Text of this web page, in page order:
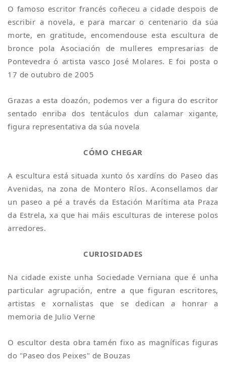
O famoso escritor francés coñeceu a cidade despois de
escribir a novela, e para marcar o centenario da súa
morte, en gratitude, encomendouse esta escultura de
bronce pola Asociación de mulleres empresarias de
Pontevedra ó artista vasco José Molares. E foi posta o
17 de outubro de 2005
Grazas a esta doazón, podemos ver a figura do escritor
sentado enriba dos tentáculos dun calamar xigante,
figura representativa da súa novela
CÓMO CHEGAR
A escultura está situada xunto ós xardíns do Paseo das
Avenidas, na zona de Montero Ríos. Aconsellamos dar
un paseo a pé a través da Estación Marítima ata Praza
da Estrela, xa que hai máis esculturas de interese polos
arredores.
CURIOSIDADES
Na cidade existe unha Sociedade Verniana que é unha
particular agrupación, entre a que figuran escritores,
artistas e xornalistas que se dedican a honrar a
memoria de Julio Verne
O escultor desta obra tamén fixo as magníficas figuras
do "Paseo dos Peixes" de Bouzas